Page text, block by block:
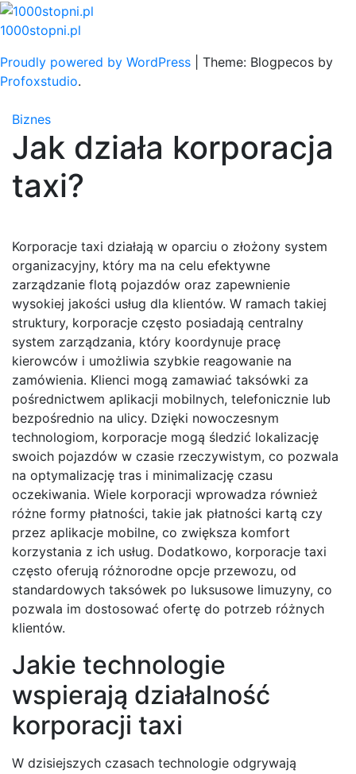
Skip
to
1000stopni.pl
Proudly powered by WordPress
Theme: Blogpecos by
Profoxstudio.
Biznes
Jak działa korporacja
taxi?
Korporacje taxi działają w oparciu o złożony system
organizacyjny, który ma na celu efektywne
zarządzanie flotą pojazdów oraz zapewnienie
wysokiej jakości usług dla klientów. W ramach takiej
struktury, korporacje często posiadają centralny
system zarządzania, który koordynuje pracę
kierowców i umożliwia szybkie reagowanie na
zamówienia. Klienci mogą zamawiać taksówki za
pośrednictwem aplikacji mobilnych, telefonicznie lub
bezpośrednio na ulicy. Dzięki nowoczesnym
technologiom, korporacje mogą śledzić lokalizację
swoich pojazdów w czasie rzeczywistym, co pozwala
na optymalizację tras i minimalizację czasu
oczekiwania. Wiele korporacji wprowadza również
różne formy płatności, takie jak płatności kartą czy
przez aplikacje mobilne, co zwiększa komfort
korzystania z ich usług. Dodatkowo, korporacje taxi
często oferują różnorodne opcje przewozu, od
standardowych taksówek po luksusowe limuzyny, co
pozwala im dostosować ofertę do potrzeb różnych
klientów.
Jakie technologie
wspierają działalność
korporacji taxi
W dzisiejszych czasach technologie odgrywają